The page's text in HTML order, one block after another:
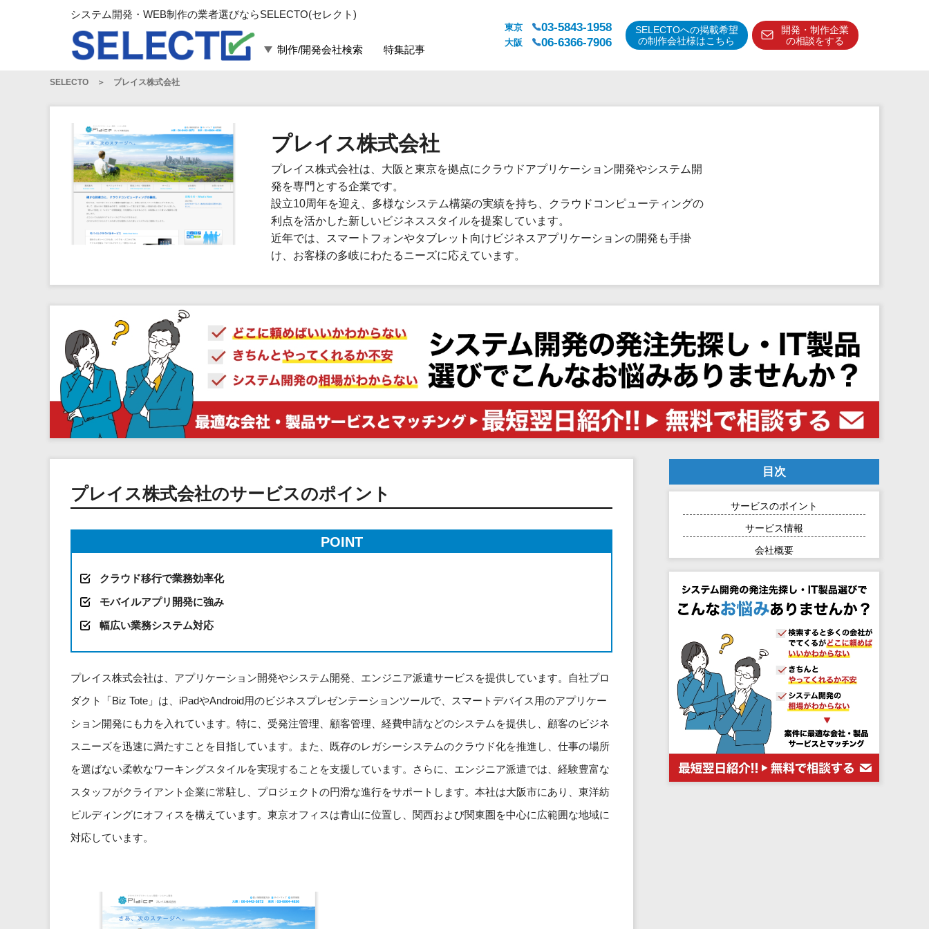
システム開発・WEB制作の業者選びならSELECTO(セレクト)
制作/開発会社検索 特集記事
東京 03-5843-1958
大阪 06-6366-7906
SELECTOへの掲載希望
の制作会社様はこちら
開発・制作企業
の相談をする
フレームワーク
構築
パッケージ
システム開発
運用代行
コンテンツ制作
コンサルティング
マーケティング
WEBサービス
人事（労務管理）
人事（採用・評価・教育）
経理・会計・財務
法務・総務
販売管理システム
マーケティング
セキュリティ
業務全般
物流・流通向け
不動産業界向け
業界・業種特化型
官公庁・自治体向け
SELECTO プレイス株式会社
プレイス株式会社
プレイス株式会社は、大阪と東京を拠点にクラウドアプリケーション開発やシステム開
発を専門とする企業です。
設立10周年を迎え、多様なシステム構築の実績を持ち、クラウドコンピューティングの
利点を活かした新しいビジネススタイルを提案しています。
近年では、スマートフォンやタブレット向けビジネスアプリケーションの開発も手掛
け、お客様の多岐にわたるニーズに応えています。
プレイス株式会社のサービスのポイント
POINT
クラウド移行で業務効率化
モバイルアプリ開発に強み
幅広い業務システム対応
プレイス株式会社は、アプリケーション開発やシステム開発、エンジニア派遣サービスを提供しています。自社プロ
ダクト「Biz Tote」は、iPadやAndroid用のビジネスプレゼンテーションツールで、スマートデバイス用のアプリケー
ション開発にも力を入れています。特に、受発注管理、顧客管理、経費申請などのシステムを提供し、顧客のビジネ
スニーズを迅速に満たすことを目指しています。また、既存のレガシーシステムのクラウド化を推進し、仕事の場所
を選ばない柔軟なワーキングスタイルを実現することを支援しています。さらに、エンジニア派遣では、経験豊富な
スタッフがクライアント企業に常駐し、プロジェクトの円滑な進行をサポートします。本社は大阪市にあり、東洋紡
ビルディングにオフィスを構えています。東京オフィスは青山に位置し、関西および関東圏を中心に広範囲な地域に
対応しています。
目次
サービスのポイント
サービス情報
会社概要